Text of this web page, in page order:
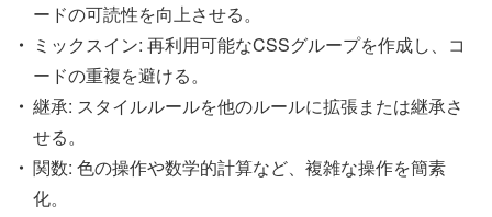
ードの可読性を向上させる。
ミックスイン: 再利用可能なCSSグループを作成し、コ
ードの重複を避ける。
継承: スタイルルールを他のルールに拡張または継承さ
せる。
関数: 色の操作や数学的計算など、複雑な操作を簡素
化。